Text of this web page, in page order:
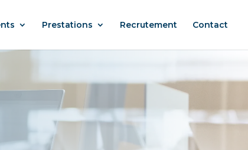
Prestations Recrutement Contact